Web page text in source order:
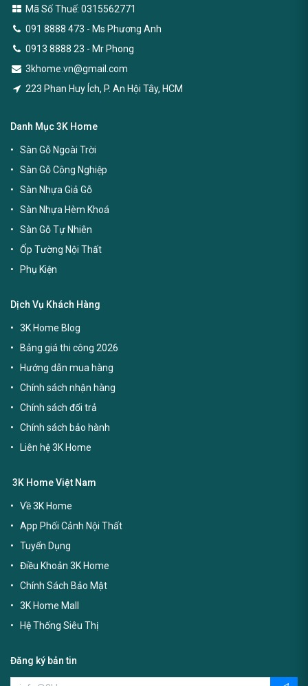
Mã Số Thuế: 0315562771
091 8888 473 - Ms Phương Anh
0913 8888 23 - Mr Phong
3khome.vn@gmail.com
223 Phan Huy Ích, P. An Hội Tây, HCM
Danh Mục 3K Home
Sàn Gỗ Ngoài Trời
Sàn Gỗ Công Nghiệp
Sàn Nhựa Giả Gỗ
Sàn Nhựa Hèm Khoá
Sàn Gỗ Tự Nhiên
Ốp Tường Nội Thất
Phụ Kiện
Dịch Vụ Khách Hàng
3K Home Blog
Bảng giá thi công 2026
Hướng dẫn mua hàng
Chính sách nhận hàng
Chính sách đổi trả
Chính sách bảo hành
Liên hệ 3K Home
3K Home Việt Nam
Về 3K Home
App Phối Cảnh Nội Thất
Tuyển Dụng
Điều Khoản 3K Home
Chính Sách Bảo Mật
3K Home Mall
Hệ Thống Siêu Thị
Đăng ký bản tin